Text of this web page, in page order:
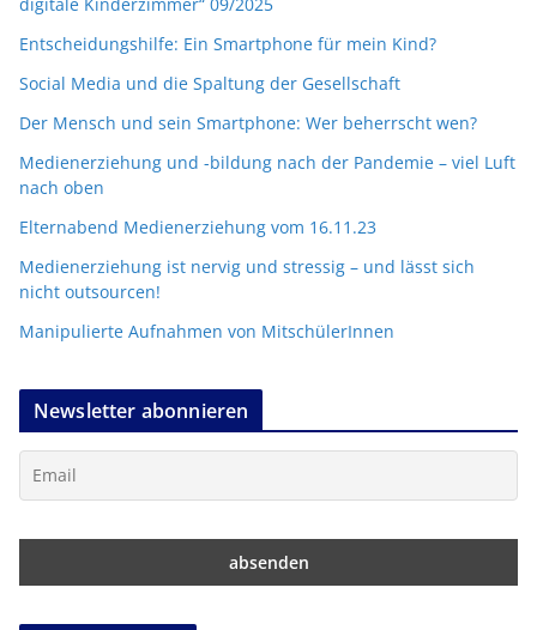
Entscheidungshilfe: Ein Smartphone für mein Kind?
Social Media und die Spaltung der Gesellschaft
Der Mensch und sein Smartphone: Wer beherrscht wen?
Medienerziehung und -bildung nach der Pandemie – viel Luft
nach oben
Elternabend Medienerziehung vom 16.11.23
Medienerziehung ist nervig und stressig – und lässt sich
nicht outsourcen!
Manipulierte Aufnahmen von MitschülerInnen
Newsletter abonnieren